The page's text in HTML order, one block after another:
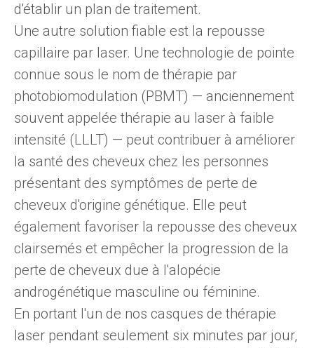
d'établir un plan de traitement.
Une autre solution fiable est la repousse
capillaire par laser. Une technologie de pointe
connue sous le nom de thérapie par
photobiomodulation (PBMT) — anciennement
souvent appelée thérapie au laser à faible
intensité (LLLT) — peut contribuer à améliorer
la santé des cheveux chez les personnes
présentant des symptômes de perte de
cheveux d'origine génétique. Elle peut
également favoriser la repousse des cheveux
clairsemés et empêcher la progression de la
perte de cheveux due à l'alopécie
androgénétique masculine ou féminine.
En portant l'un de nos casques de thérapie
laser pendant seulement six minutes par jour,